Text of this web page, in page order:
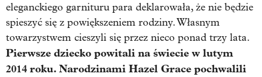
eleganckiego garnituru para deklarowała, że nie będzie
spieszyć się z powiększeniem rodziny. Własnym
towarzystwem cieszyli się przez nieco ponad trzy lata.
Pierwsze dziecko powitali na świecie w lutym
2014 roku. Narodzinami Hazel Grace pochwalili